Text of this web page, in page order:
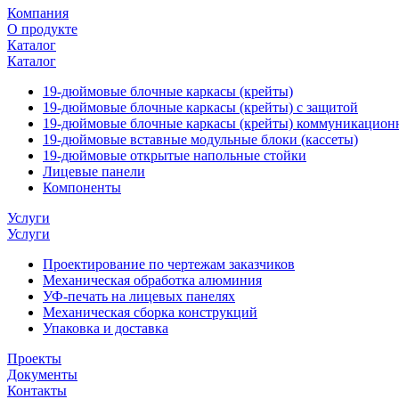
Компания
О продукте
Каталог
Каталог
19-дюймовые блочные каркасы (крейты)
19-дюймовые блочные каркасы (крейты) с защитой
19-дюймовые блочные каркасы (крейты)
19-дюймовые вставные модульные блоки (кассеты)
19-дюймовые открытые напольные стойки
Лицевые панели
Компоненты
Услуги
Услуги
Проектирование по чертежам заказчиков
Механическая обработка алюминия
УФ-печать на лицевых панелях
Механическая сборка конструкций
Упаковка и доставка
Проекты
Документы
Контакты